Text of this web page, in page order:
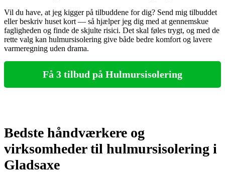
Vil du have, at jeg kigger på tilbuddene for dig? Send mig tilbuddet
eller beskriv huset kort — så hjælper jeg dig med at gennemskue
fagligheden og finde de skjulte risici. Det skal føles trygt, og med de
rette valg kan hulmursisolering give både bedre komfort og lavere
varmeregning uden drama.
Få 3 tilbud på Hulmursisolering
Bedste håndværkere og
virksomheder til hulmursisolering i
Gladsaxe